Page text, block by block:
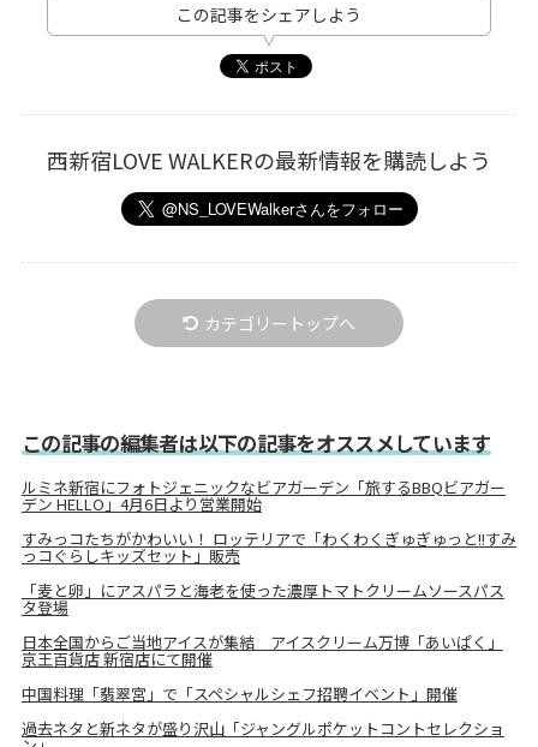
この記事をシェアしよう
西新宿LOVE WALKERの最新情報を購読しよう
カテゴリートップへ
この記事の編集者は以下の記事をオススメしています
ルミネ新宿にフォトジェニックなビアガーデン「旅するBBQビアガー
デン HELLO」4月6日より営業開始
すみっコたちがかわいい！ ロッテリアで「わくわくぎゅぎゅっと!!すみ
っコぐらしキッズセット」販売
「麦と卵」にアスパラと海老を使った濃厚トマトクリームソースパス
タ登場
日本全国からご当地アイスが集結 アイスクリーム万博「あいぱく」
京王百貨店 新宿店にて開催
中国料理「翡翠宮」で「スペシャルシェフ招聘イベント」開催
過去ネタと新ネタが盛り沢山「ジャングルポケットコントセレクショ